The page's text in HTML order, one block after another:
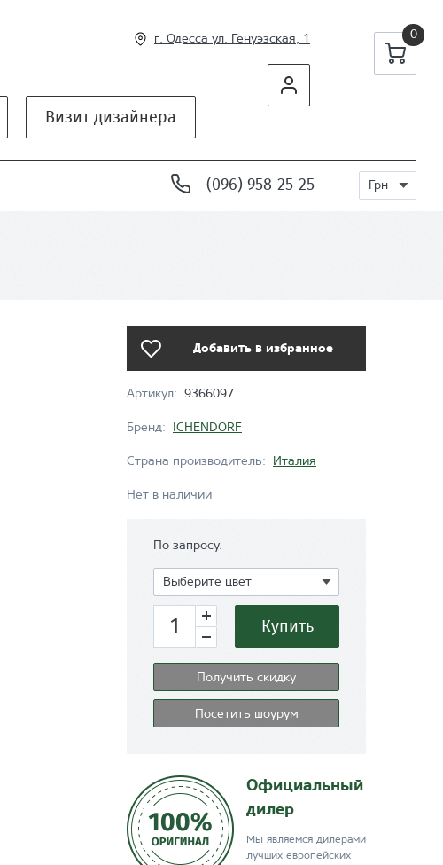
0
г. Одесса ул. Генуэзская, 1
Визит дизайнера
Грн
(096) 958-25-25
Добавить в избранное
Артикул: 9366097
Бренд: ICHENDORF
Страна производитель: Италия
Нет в наличии
По запросу.
Показать
Выберите цвет
Купить
Получить скидку
Посетить шоурум
Официальный
дилер
Мы являемся дилерами
лучших европейских